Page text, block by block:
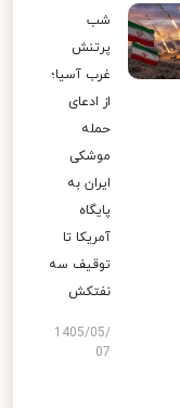
شب
پرتنش
غرب آسیا؛
از ادعای
حمله
موشکی
ایران به
پایگاه
آمریکا تا
توقیف سه
نفتکش
1405/05/
07